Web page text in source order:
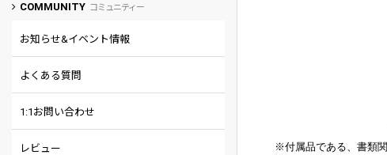
COMMUNITY コミュニティー
お知らせ&イベント情報
よくある質問
1:1お問い合わせ
レビュー
※付属品である、書類